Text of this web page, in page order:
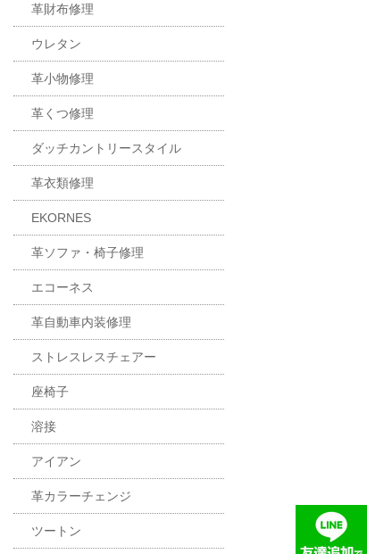
革財布修理
ウレタン
革小物修理
革くつ修理
ダッチカントリースタイル
革衣類修理
EKORNES
革ソファ・椅子修理
エコーネス
革自動車内装修理
ストレスレスチェアー
座椅子
溶接
アイアン
革カラーチェンジ
ツートン